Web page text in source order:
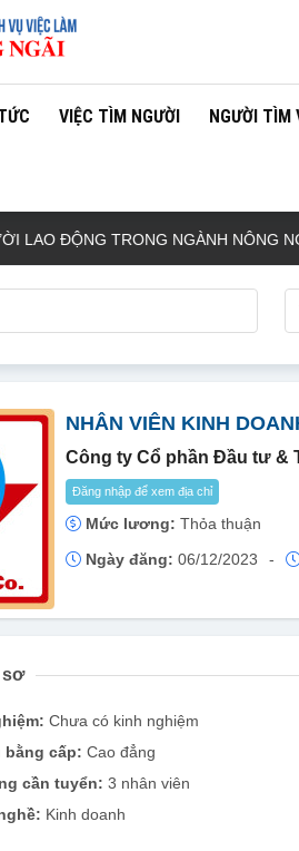
VIỆC TÌM NGƯỜI NGƯỜI TÌM
ĐỘNG TRONG NGÀNH NÔNG
NHÂN VIÊN KINH
Công ty Cổ phần Đầu tư &
Đăng nhập để xem địa chỉ
Mức lương: Thỏa thuận
Ngày đăng: 06/12/2023 -
sơ
Chưa có kinh nghiệm
bằng cấp: Cao đẳng
cần tuyển: 3 nhân viên
Kinh doanh